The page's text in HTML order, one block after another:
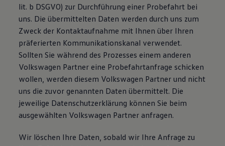
lit. b DSGVO) zur Durchführung einer Probefahrt bei
uns. Die übermittelten Daten werden durch uns zum
Zweck der Kontaktaufnahme mit Ihnen über Ihren
präferierten Kommunikationskanal verwendet.
Sollten Sie während des Prozesses einem anderen
Volkswagen Partner eine Probefahrtanfrage schicken
wollen, werden diesem Volkswagen Partner und nicht
uns die zuvor genannten Daten übermittelt. Die
jeweilige Datenschutzerklärung können Sie beim
ausgewählten Volkswagen Partner anfragen.
Wir löschen Ihre Daten, sobald wir Ihre Anfrage zu